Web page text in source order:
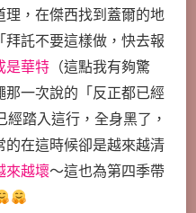
，在傑西找到蓋爾的地
託不要這樣做，快去報
是華特 （這點我有夠驚
一次說的「反正都已經
經踏入這行，全身黑了，
在這時候卻是越來越清
來越壞～這也為第四季帶